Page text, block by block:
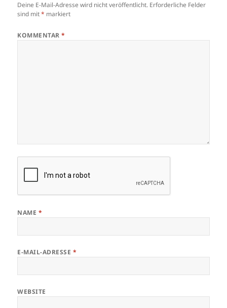
Deine E-Mail-Adresse wird nicht veröffentlicht. Erforderliche Felder
sind mit* markiert
KOMMENTAR*
NAME *
E-MAIL-ADRESSE *
WEBSITE